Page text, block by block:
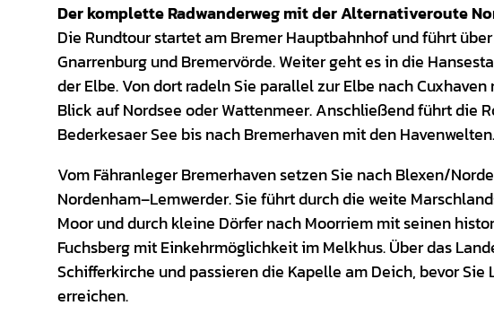
Der komplette Radwanderweg mit der Alternativeroute
Die Rundtour startet am Bremer Hauptbahnhof und führt
Gnarrenburg und Bremervörde. Weiter geht es in die
der Elbe. Von dort radeln Sie parallel zur Elbe nach
Blick auf Nordsee oder Wattenmeer. Anschließend führt die
Bederkesaer See bis nach Bremerhaven mit den Havenwelten.
Vom Fähranleger Bremerhaven setzen Sie nach Blexen/
Nordenham–Lemwerder. Sie führt durch die weite
Moor und durch kleine Dörfer nach Moorriem mit seinen
Fuchsberg mit Einkehrmöglichkeit im Melkhus. Über das
Schifferkirche und passieren die Kapelle am Deich, bevor
erreichen.